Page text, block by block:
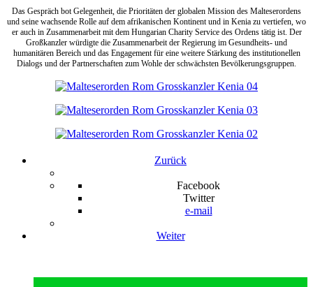
Das Gespräch bot Gelegenheit, die Prioritäten der globalen Mission des Malteserordens
und seine wachsende Rolle auf dem afrikanischen Kontinent und in Kenia zu vertiefen, wo
er auch in Zusammenarbeit mit dem Hungarian Charity Service des Ordens tätig ist. Der
Großkanzler würdigte die Zusammenarbeit der Regierung im Gesundheits- und
humanitären Bereich und das Engagement für eine weitere Stärkung des institutionellen
Dialogs und der Partnerschaften zum Wohle der schwächsten Bevölkerungsgruppen.
Zurück
Facebook
Twitter
e-mail
Weiter